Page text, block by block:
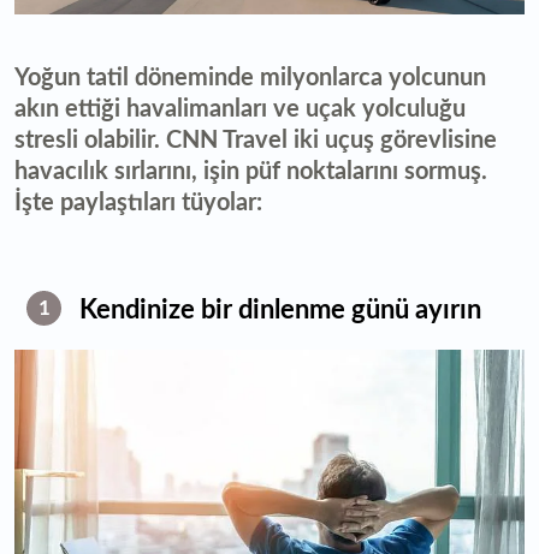
Yoğun tatil döneminde milyonlarca yolcunun
akın ettiği havalimanları ve uçak yolculuğu
stresli olabilir. CNN Travel iki uçuş görevlisine
havacılık sırlarını, işin püf noktalarını sormuş.
İşte paylaştıları tüyolar:
1 Kendinize bir dinlenme günü ayırın